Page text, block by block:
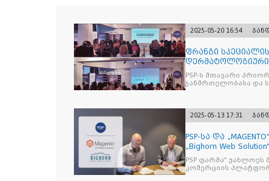
2025-05-20 16:54
ფრანგი
დერმატოლოგიური
ქსელის თან
PSP-ს მთავარი
ჯანმრთელობასა და
2025-05-13 17:31
PSP-სა და
„Bighorn Web
PSP ფარმა“
კომერციის